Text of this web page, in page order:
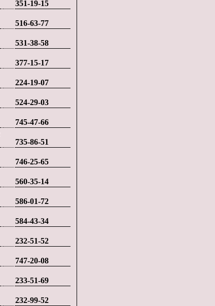
351-19-15
516-63-77
531-38-58
377-15-17
224-19-07
524-29-03
745-47-66
735-86-51
746-25-65
560-35-14
586-01-72
584-43-34
232-51-52
747-20-08
233-51-69
232-99-52